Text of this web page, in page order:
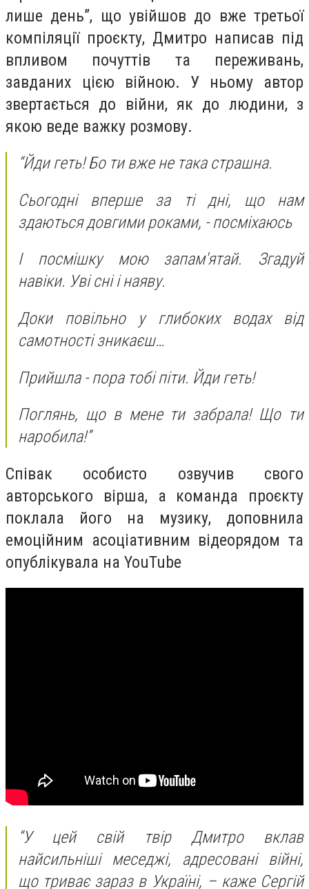
лише день”, що увійшов до вже третьої
компіляції проєкту, Дмитро написав під
впливом почуттів та переживань,
завданих цією війною. У ньому автор
звертається до війни, як до людини, з
якою веде важку розмову.
“Йди геть! Бо ти вже не така страшна.
Сьогодні вперше за ті дні, що нам
здаються довгими роками, - посміхаюсь
І посмішку мою запам'ятай. Згадуй
навіки. Уві сні і наяву.
Доки повільно у глибоких водах від
самотності зникаєш…
Прийшла - пора тобі піти. Йди геть!
Поглянь, що в мене ти забрала! Що ти
наробила!”
Співак особисто озвучив свого
авторського вірша, а команда проєкту
поклала його на музику, доповнила
емоційним асоціативним відеорядом та
опублікувала на YouTube
“У цей свій твір Дмитро вклав
найсильніші меседжі, адресовані війні,
що триває зараз в Україні, – каже Сергій